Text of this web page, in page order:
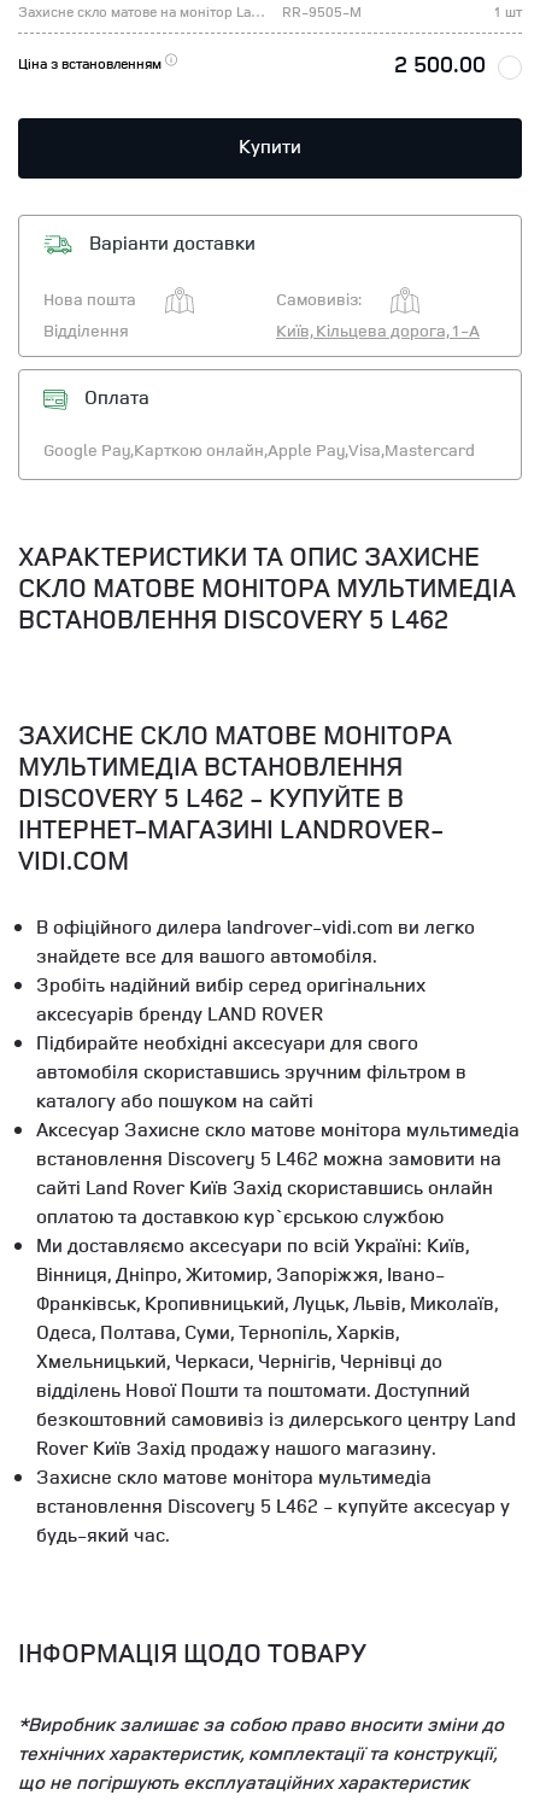
Захисне скло матове на монітор Land Rover Discovery 12“ 2020 - RR-9505-M 1 шт
Ціна з встановленням 2 500.00
Купити
Варіанти доставки
Нова пошта
Самовивіз:
Відділення
Київ, Кільцева дорога, 1-А
Оплата
Google Pay,Карткою онлайн,Apple Pay,Visa,Mastercard
ХАРАКТЕРИСТИКИ ТА ОПИС ЗАХИСНЕ
СКЛО МАТОВЕ МОНІТОРА МУЛЬТИМЕДІА
ВСТАНОВЛЕННЯ DISCOVERY 5 L462
ЗАХИСНЕ СКЛО МАТОВЕ МОНІТОРА
МУЛЬТИМЕДІА ВСТАНОВЛЕННЯ
DISCOVERY 5 L462 - КУПУЙТЕ В
ІНТЕРНЕТ-МАГАЗИНІ LANDROVER-
VIDI.COM
В офіційного дилера landrover-vidi.com ви легко
знайдете все для вашого автомобіля.
Зробіть надійний вибір серед оригінальних
аксесуарів бренду LAND ROVER
Підбирайте необхідні аксесуари для свого
автомобіля скориставшись зручним фільтром в
каталогу або пошуком на сайті
Аксесуар Захисне скло матове монітора мультимедіа
встановлення Discovery 5 L462 можна замовити на
сайті Land Rover Київ Захід скориставшись онлайн
оплатою та доставкою кур`єрською службою
Ми доставляємо аксесуари по всій Україні: Київ,
Вінниця, Дніпро, Житомир, Запоріжжя, Івано-
Франківськ, Кропивницький, Луцьк, Львів, Миколаїв,
Одеса, Полтава, Суми, Тернопіль, Харків,
Хмельницький, Черкаси, Чернігів, Чернівці до
відділень Нової Пошти та поштомати. Доступний
безкоштовний самовивіз із дилерського центру Land
Rover Київ Захід продажу нашого магазину.
Захисне скло матове монітора мультимедіа
встановлення Discovery 5 L462 - купуйте аксесуар у
будь-який час.
ІНФОРМАЦІЯ ЩОДО ТОВАРУ
*Виробник залишає за собою право вносити зміни до
технічних характеристик, комплектації та конструкції,
що не погіршують експлуатаційних характеристик